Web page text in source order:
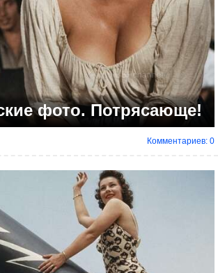
фото. Потрясающе!
Комментариев: 0